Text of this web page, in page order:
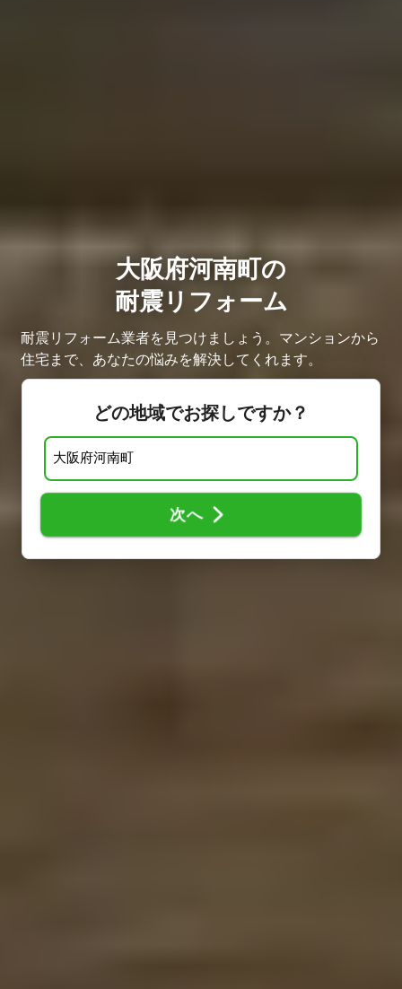
大阪府河南町の
耐震リフォーム
耐震リフォーム業者を見つけましょう。マンションから
住宅まで、あなたの悩みを解決してくれます。
どの地域でお探しですか？
次へ